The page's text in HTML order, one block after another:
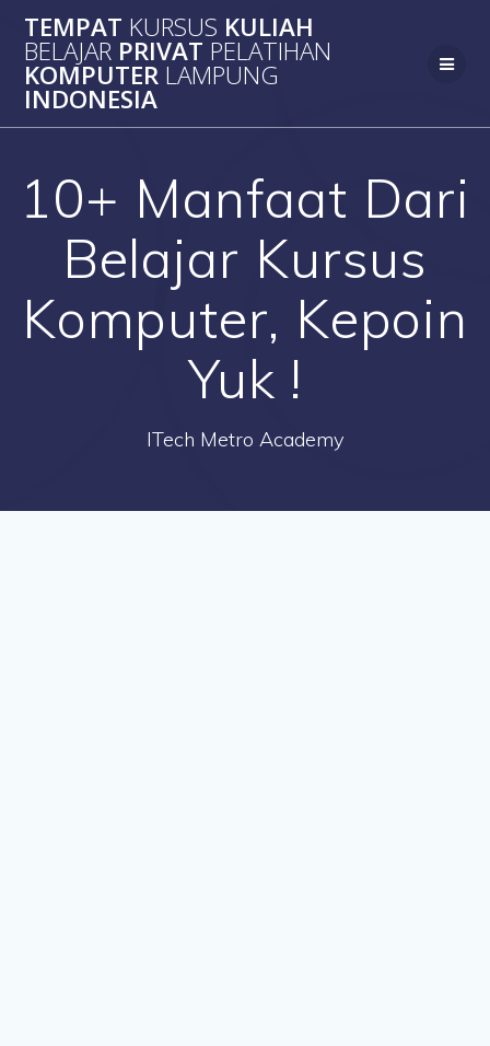
to
content
TEMPAT KURSUS KULIAH
BELAJAR PRIVAT PELATIHAN
KOMPUTER LAMPUNG
INDONESIA
10+ Manfaat Dari
Belajar Kursus
Komputer, Kepoin
Yuk !
ITech Metro Academy